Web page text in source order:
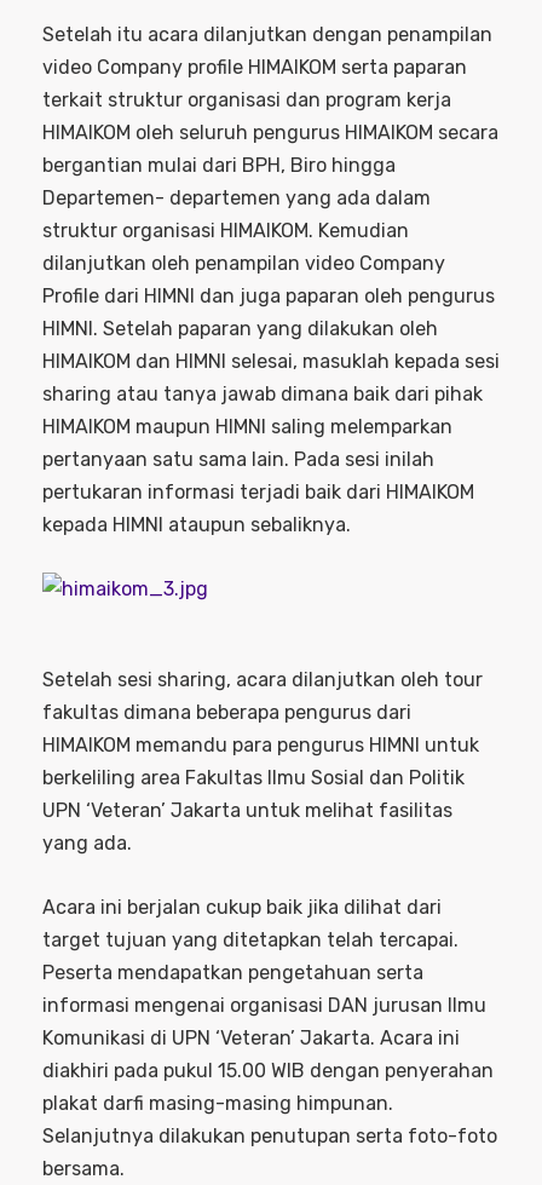
Setelah itu acara dilanjutkan dengan penampilan
video Company profile HIMAIKOM serta paparan
terkait struktur organisasi dan program kerja
HIMAIKOM oleh seluruh pengurus HIMAIKOM secara
bergantian mulai dari BPH, Biro hingga
Departemen- departemen yang ada dalam
struktur organisasi HIMAIKOM. Kemudian
dilanjutkan oleh penampilan video Company
Profile dari HIMNI dan juga paparan oleh pengurus
HIMNI. Setelah paparan yang dilakukan oleh
HIMAIKOM dan HIMNI selesai, masuklah kepada sesi
sharing atau tanya jawab dimana baik dari pihak
HIMAIKOM maupun HIMNI saling melemparkan
pertanyaan satu sama lain. Pada sesi inilah
pertukaran informasi terjadi baik dari HIMAIKOM
kepada HIMNI ataupun sebaliknya.
Setelah sesi sharing, acara dilanjutkan oleh tour
fakultas dimana beberapa pengurus dari
HIMAIKOM memandu para pengurus HIMNI untuk
berkeliling area Fakultas Ilmu Sosial dan Politik
UPN ‘Veteran’ Jakarta untuk melihat fasilitas
yang ada.
Acara ini berjalan cukup baik jika dilihat dari
target tujuan yang ditetapkan telah tercapai.
Peserta mendapatkan pengetahuan serta
informasi mengenai organisasi DAN jurusan Ilmu
Komunikasi di UPN ‘Veteran’ Jakarta. Acara ini
diakhiri pada pukul 15.00 WIB dengan penyerahan
plakat darfi masing-masing himpunan.
Selanjutnya dilakukan penutupan serta foto-foto
bersama.